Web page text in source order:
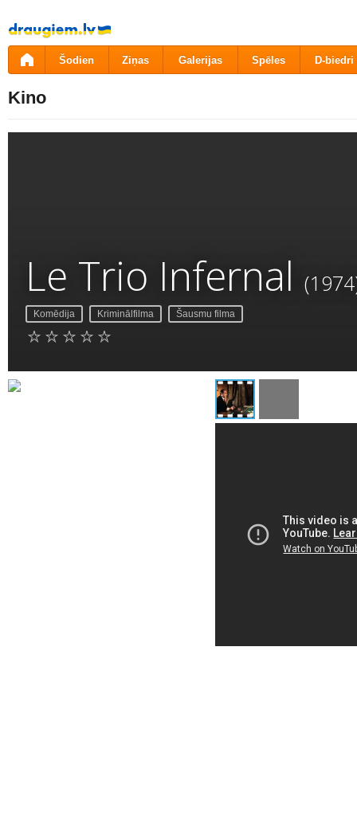
Pāriet
uz
saturu
Šodien Ziņas Galerijas Spēles D-biedri
Kino
Le Trio Infernal
Komēdija Kriminālfilma Šausmu filma